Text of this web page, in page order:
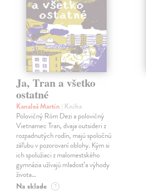
Ja, Tran a všetko
ostatné
Kanaloš Martin | Kniha
Polovičný Róm Dezi a polovičný
Vietnamec Tran, dvaja outsideri z
rozpadnutých rodín, majú spoločnú
záľubu v pozorovaní oblohy. Kým si
ich spolužiaci z malomestského
gymnázia užívajú mladosť a výhody
života…
Na sklade ?